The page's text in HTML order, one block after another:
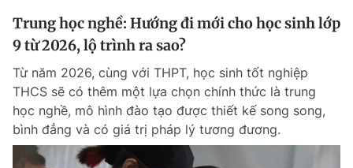
Trung học nghề: Hướng đi mới cho học sinh lớp
9 từ 2026, lộ trình ra sao?
Từ năm 2026, cùng với THPT, học sinh tốt nghiệp
THCS sẽ có thêm một lựa chọn chính thức là trung
học nghề, mô hình đào tạo được thiết kế song song,
bình đẳng và có giá trị pháp lý tương đương.